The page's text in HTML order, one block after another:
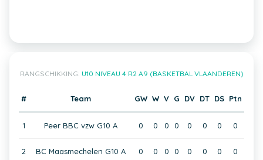
RANGSCHIKKING: U10 NIVEAU 4 R2 A9 (BASKETBAL VLAANDEREN)
# Team GW W V G DV DT DS Ptn
1 Peer BBC vzw G10 A 0 0 0 0 0 0 0 0
2 BC Maasmechelen G10 A 0 0 0 0 0 0 0 0